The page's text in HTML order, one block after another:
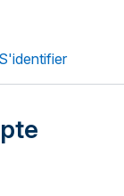
S'identifier